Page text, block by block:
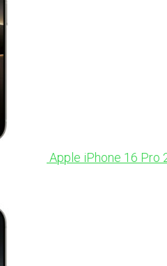
Apple iPhone 16 Pro